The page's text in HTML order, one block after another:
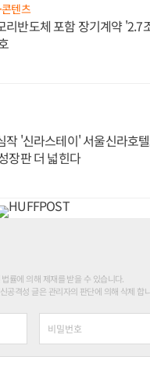
콘텐츠
리반도체 포함 장기계약 '2.7
작 '신라스테이' 서울신라호
장판 더 넓힌다
률에 의해 제재를 받을 수 있습니다.
공격성 글은 관리자의 판단에 의해 삭제 합